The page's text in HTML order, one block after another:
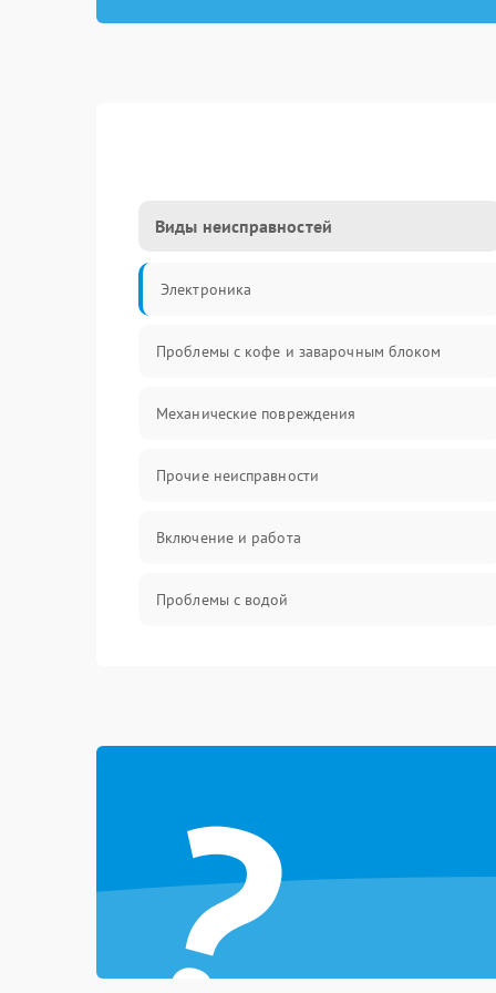
Виды неисправностей
Электроника
Проблемы с кофе и заварочным блоком
Механические повреждения
Прочие неисправности
Включение и работа
Проблемы с водой
?